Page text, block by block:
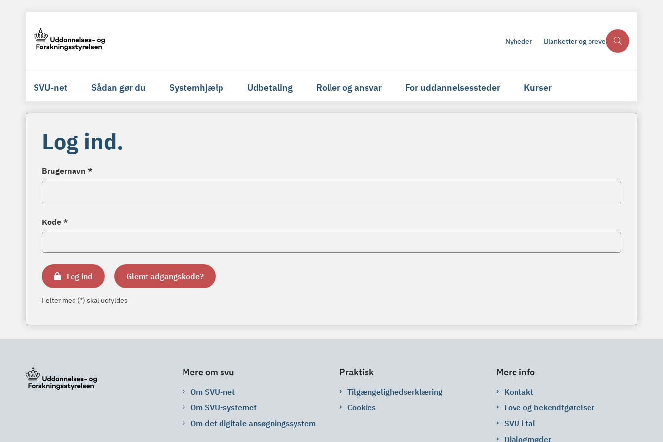
Nyheder Blanketter og breve
SVU-net Sådan gør du Systemhjælp Udbetaling Roller og ansvar For uddannelsessteder Kurser
Log ind.
Brugernavn *
Kode *
Log ind Glemt adgangskode?
Felter med (*) skal udfyldes
Mere om svu
Om SVU-net
Om SVU-systemet
Om det digitale ansøgningssystem
Praktisk
Tilgængelighedserklæring
Cookies
Mere info
Kontakt
Love og bekendtgørelser
SVU i tal
Dialogmøder